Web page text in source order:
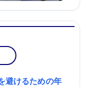
避けるための年